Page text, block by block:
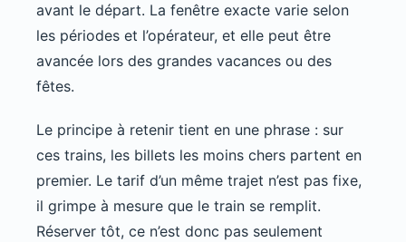
avant le départ. La fenêtre exacte varie selon
les périodes et l’opérateur, et elle peut être
avancée lors des grandes vacances ou des
fêtes.
Le principe à retenir tient en une phrase : sur
ces trains, les billets les moins chers partent en
premier. Le tarif d’un même trajet n’est pas fixe,
il grimpe à mesure que le train se remplit.
Réserver tôt, ce n’est donc pas seulement